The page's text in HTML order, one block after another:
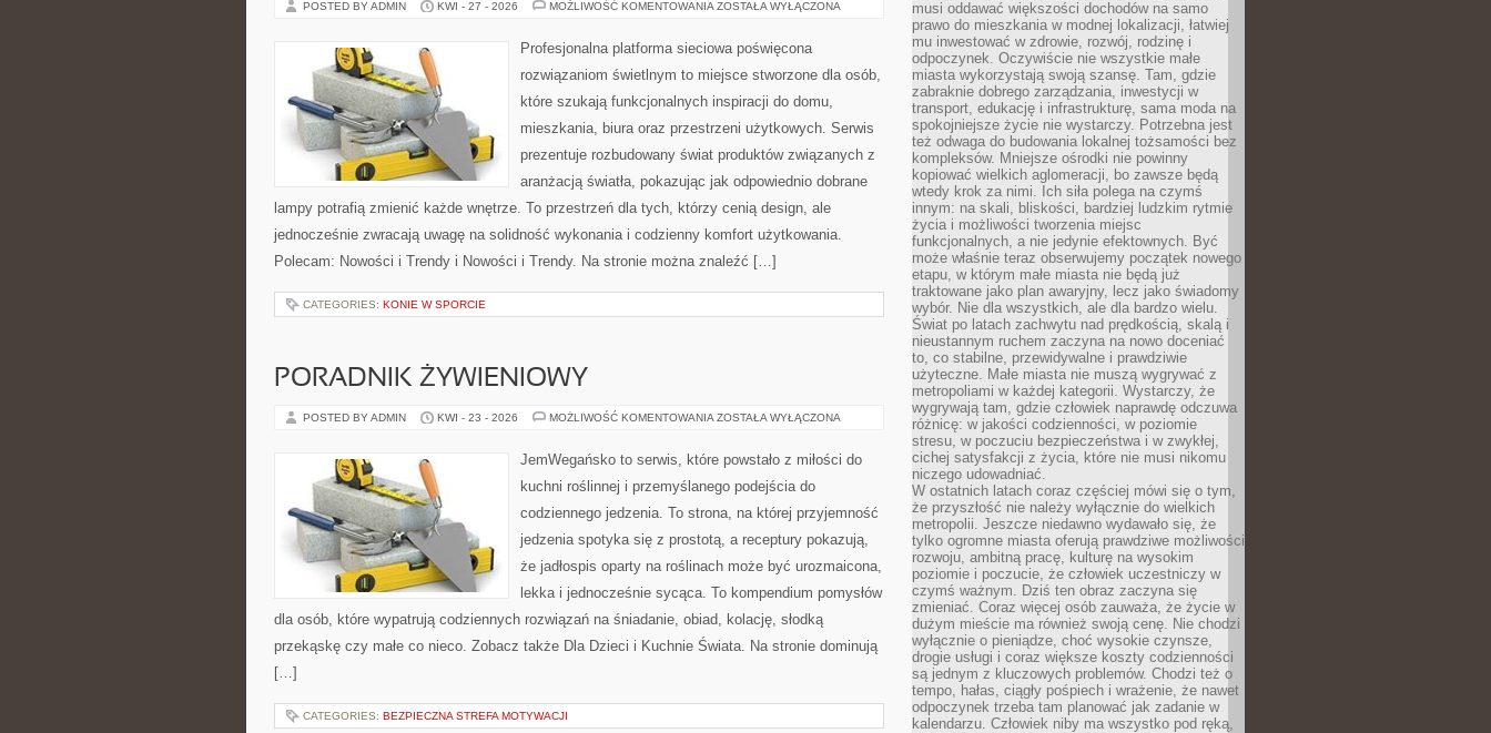
POSTED BY ADMIN KWI - 27 - 2026 MOŻLIWOŚĆ KOMENTOWANIA SMART
INTELIGENTNE
OŚWIETLENIE
ZOSTAŁA WYŁĄCZONA
Profesjonalna platforma sieciowa poświęcona
rozwiązaniom świetlnym to miejsce stworzone dla osób,
które szukają funkcjonalnych inspiracji do domu,
mieszkania, biura oraz przestrzeni użytkowych. Serwis
prezentuje rozbudowany świat produktów związanych z
aranżacją światła, pokazując jak odpowiednio dobrane
lampy potrafią zmienić każde wnętrze. To przestrzeń dla tych, którzy cenią design, ale
jednocześnie zwracają uwagę na solidność wykonania i codzienny komfort użytkowania.
Polecam: Nowości i Trendy i Nowości i Trendy. Na stronie można znaleźć […]
CATEGORIES: KONIE W SPORCIE
PORADNIK ŻYWIENIOWY
POSTED BY ADMIN KWI - 23 - 2026 MOŻLIWOŚĆ KOMENTOWANIA PORADNIK
ZOSTAŁA WYŁĄCZONA
JemWegańsko to serwis, które powstało z miłości do
kuchni roślinnej i przemyślanego podejścia do
codziennego jedzenia. To strona, na której przyjemność
jedzenia spotyka się z prostotą, a receptury pokazują,
że jadłospis oparty na roślinach może być urozmaicona,
lekka i jednocześnie sycąca. To kompendium pomysłów
dla osób, które wypatrują codziennych rozwiązań na śniadanie, obiad, kolację, słodką
przekąskę czy małe co nieco. Zobacz także Dla Dzieci i Kuchnie Świata. Na stronie dominują
[…]
CATEGORIES: BEZPIECZNA STREFA MOTYWACJI
musi oddawać większości dochodów na samo
prawo do mieszkania w modnej lokalizacji, łatwiej
mu inwestować w zdrowie, rozwój, rodzinę i
odpoczynek. Oczywiście nie wszystkie małe
miasta wykorzystają swoją szansę. Tam, gdzie
zabraknie dobrego zarządzania, inwestycji w
transport, edukację i infrastrukturę, sama moda na
spokojniejsze życie nie wystarczy. Potrzebna jest
też odwaga do budowania lokalnej tożsamości bez
kompleksów. Mniejsze ośrodki nie powinny
kopiować wielkich aglomeracji, bo zawsze będą
wtedy krok za nimi. Ich siła polega na czymś
innym: na skali, bliskości, bardziej ludzkim rytmie
życia i możliwości tworzenia miejsc
funkcjonalnych, a nie jedynie efektownych. Być
może właśnie teraz obserwujemy początek nowego
etapu, w którym małe miasta nie będą już
traktowane jako plan awaryjny, lecz jako świadomy
wybór. Nie dla wszystkich, ale dla bardzo wielu.
Świat po latach zachwytu nad prędkością, skalą i
nieustannym ruchem zaczyna na nowo doceniać
to, co stabilne, przewidywalne i prawdziwie
użyteczne. Małe miasta nie muszą wygrywać z
metropoliami w każdej kategorii. Wystarczy, że
wygrywają tam, gdzie człowiek naprawdę odczuwa
różnicę: w jakości codzienności, w poziomie
stresu, w poczuciu bezpieczeństwa i w zwykłej,
cichej satysfakcji z życia, które nie musi nikomu
niczego udowadniać.
W ostatnich latach coraz częściej mówi się o tym,
że przyszłość nie należy wyłącznie do wielkich
metropolii. Jeszcze niedawno wydawało się, że
tylko ogromne miasta oferują prawdziwe możliwości
rozwoju, ambitną pracę, kulturę na wysokim
poziomie i poczucie, że człowiek uczestniczy w
czymś ważnym. Dziś ten obraz zaczyna się
zmieniać. Coraz więcej osób zauważa, że życie w
dużym mieście ma również swoją cenę. Nie chodzi
wyłącznie o pieniądze, choć wysokie czynsze,
drogie usługi i coraz większe koszty codzienności
są jednym z kluczowych problemów. Chodzi też o
tempo, hałas, ciągły pośpiech i wrażenie, że nawet
odpoczynek trzeba tam planować jak zadanie w
kalendarzu. Człowiek niby ma wszystko pod ręką,